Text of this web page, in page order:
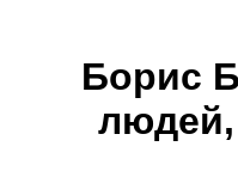
Борис
людей,